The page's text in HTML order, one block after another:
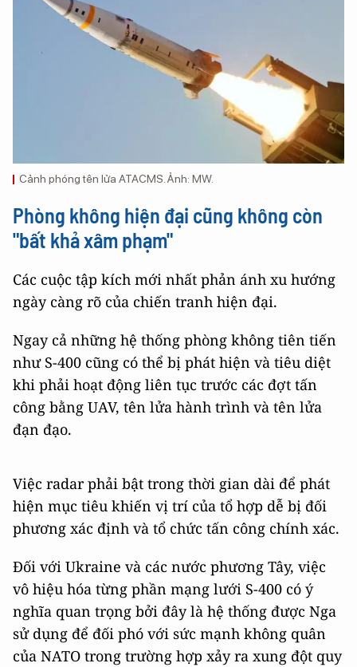
Cảnh phóng tên lửa ATACMS. Ảnh: MW.
Phòng không hiện đại cũng không còn
"bất khả xâm phạm"
Các cuộc tập kích mới nhất phản ánh xu hướng
ngày càng rõ của chiến tranh hiện đại.
Ngay cả những hệ thống phòng không tiên tiến
như S-400 cũng có thể bị phát hiện và tiêu diệt
khi phải hoạt động liên tục trước các đợt tấn
công bằng UAV, tên lửa hành trình và tên lửa
đạn đạo.
Việc radar phải bật trong thời gian dài để phát
hiện mục tiêu khiến vị trí của tổ hợp dễ bị đối
phương xác định và tổ chức tấn công chính xác.
Đối với Ukraine và các nước phương Tây, việc
vô hiệu hóa từng phần mạng lưới S-400 có ý
nghĩa quan trọng bởi đây là hệ thống được Nga
sử dụng để đối phó với sức mạnh không quân
của NATO trong trường hợp xảy ra xung đột quy